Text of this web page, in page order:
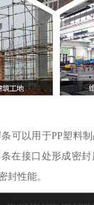
可以用于PP塑料
在接口处形成密
封性能。